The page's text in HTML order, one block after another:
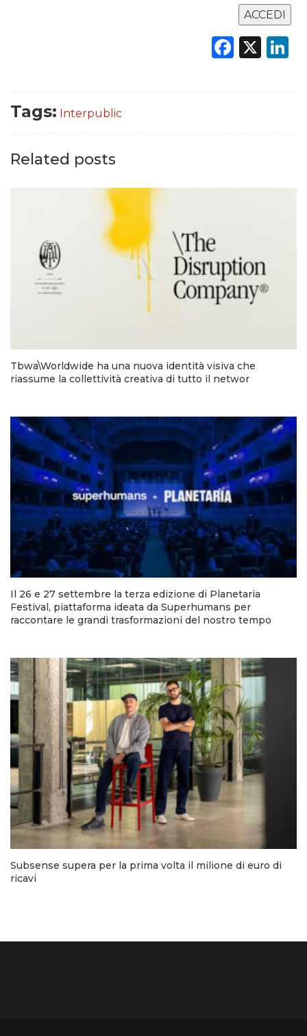
X
Tags: Interpublic
Related posts
Tbwa\Worldwide ha una nuova identità visiva che
riassume la collettività creativa di tutto il networ
Il 26 e 27 settembre la terza edizione di Planetaria
Festival, piattaforma ideata da Superhumans per
raccontare le grandi trasformazioni del nostro tempo
Subsense supera per la prima volta il milione di euro di
ricavi